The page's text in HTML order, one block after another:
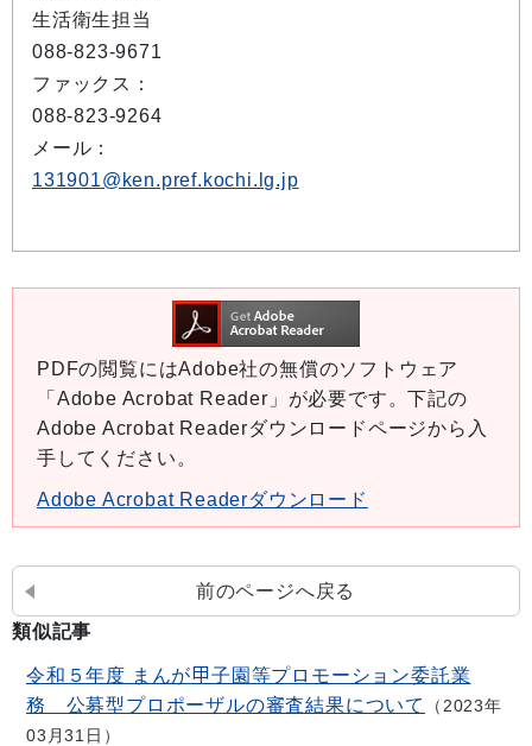
生活衛生担当
088-823-9671
ファックス：
088-823-9264
メール：
131901@ken.pref.kochi.lg.jp
PDFの閲覧にはAdobe社の無償のソフトウェア
「Adobe Acrobat Reader」が必要です。下記の
Adobe Acrobat Readerダウンロードページから入
手してください。
Adobe Acrobat Readerダウンロード
前のページへ戻る
類似記事
令和５年度 まんが甲子園等プロモーション委託業
務 公募型プロポーザルの審査結果について
2023年
03月31日